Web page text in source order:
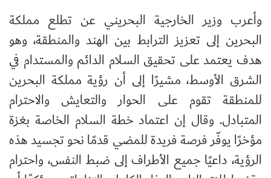
وأعرب وزير الخارجية البحريني عن تطلع مملكة
البحرين إلى تعزيز الترابط بين الهند والمنطقة، وهو
هدف يعتمد على تحقيق السلام الدائم والمستدام في
الشرق الأوسط، مشيرًا إلى أن رؤية مملكة البحرين
للمنطقة تقوم على الحوار والتعايش والاحترام
المتبادل. وقال إن اعتماد خطة السلام الخاصة بغزة
مؤخرًا يوفّر فرصة فريدة للمضي قدمًا نحو تجسيد هذه
الرؤية، داعيًا جميع الأطراف إلى ضبط النفس، واحترام